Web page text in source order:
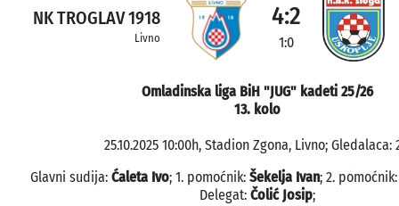
NK TROGLAV 1918
Livno
4:2
1:0
Omladinska liga BiH "JUG" kadeti 25/26
13. kolo
25.10.2025 10:00h, Stadion Zgona, Livno; Gledalaca:
Glavni sudija: Ćaleta Ivo; 1. pomoćnik: Šekelja Ivan; 2.
Delegat: Čolić Josip;